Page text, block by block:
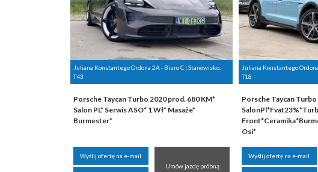
Juliana Konstantego Ordona 2A - Biuro C | Stanowisko:
T43
Porsche Taycan Turbo 2020 prod. 680 KM*
Salon PL* Serwis ASO* 1 Wł* Masaże*
Burmester*
Wyślij ofertę na e-mail
Umów jazdę próbną
Juliana Konstantego
T18
Porsche Taycan
Osi*
Wyślij ofertę na e-mail